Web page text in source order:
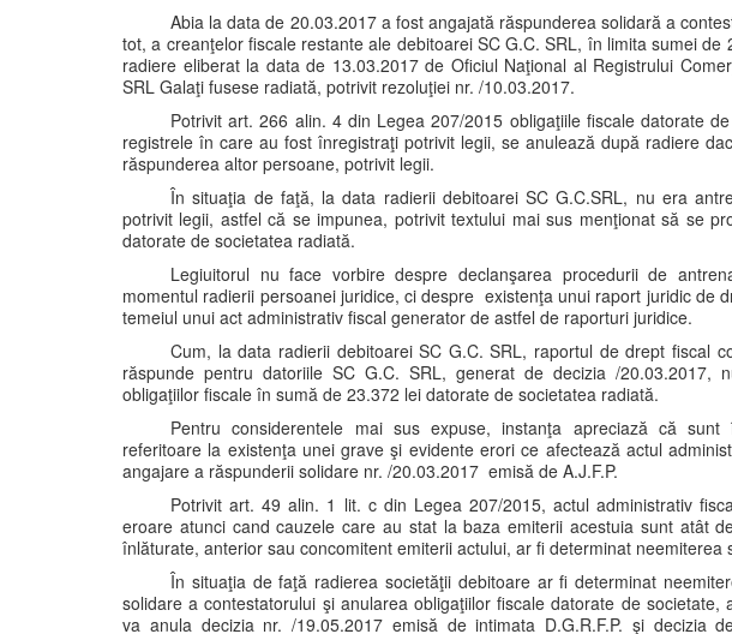
Abia la data de 20.03.2017 a fost angajată răspunderea solidară a
tot, a creanţelor fiscale restante ale debitoarei SC G.C. SRL, în limita sumei
radiere eliberat la data de 13.03.2017 de Oficiul Naţional al Registrului
SRL Galaţi fusese radiată, potrivit rezoluţiei nr. /10.03.2017.
Potrivit art. 266 alin. 4 din Legea 207/2015 obligaţiile fiscale datorate
registrele în care au fost înregistraţi potrivit legii, se anulează după radiere
răspunderea altor persoane, potrivit legii.
În situaţia de faţă, la data radierii debitoarei SC G.C.SRL, nu era
potrivit legii, astfel că se impunea, potrivit textului mai sus menţionat să se
datorate de societatea radiată.
Legiuitorul nu face vorbire despre declanşarea procedurii de
momentul radierii persoanei juridice, ci despre existenţa unui raport juridic de
temeiul unui act administrativ fiscal generator de astfel de raporturi juridice.
Cum, la data radierii debitoarei SC G.C. SRL, raportul de drept fiscal
răspunde pentru datoriile SC G.C. SRL, generat de decizia /20.03.2017,
obligaţiilor fiscale în sumă de 23.372 lei datorate de societatea radiată.
Pentru considerentele mai sus expuse, instanţa apreciază că sunt
referitoare la existenţa unei grave şi evidente erori ce afectează actul
angajare a răspunderii solidare nr. /20.03.2017 emisă de A.J.F.P.
Potrivit art. 49 alin. 1 lit. c din Legea 207/2015, actul administrativ
eroare atunci cand cauzele care au stat la baza emiterii acestuia sunt atât
înlăturate, anterior sau concomitent emiterii actului, ar fi determinat neemiterea
În situaţia de faţă radierea societăţii debitoare ar fi determinat
solidare a contestatorului şi anularea obligaţiilor fiscale datorate de societate,
va anula decizia nr. /19.05.2017 emisă de intimata D.G.R.F.P. şi decizia